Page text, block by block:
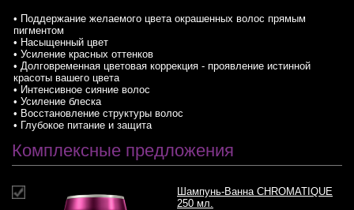
• Поддержание желаемого цвета окрашенных волос прямым
пигментом
• Насыщенный цвет
• Усиление красных оттенков
• Долговременная цветовая коррекция - проявление истинной
красоты вашего цвета
• Интенсивное сияние волос
• Усиление блеска
• Восстановление структуры волос
• Глубокое питание и защита
Комплексные предложения
Шампунь-Ванна CHROMATIQUE
250 мл.